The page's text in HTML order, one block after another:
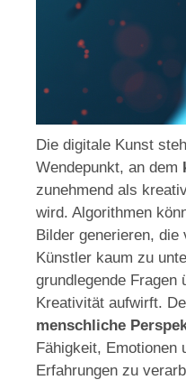
Die digitale Kunst
Wendepunkt, an dem
zunehmend als
wird. Algorithmen
Bilder generieren,
Künstler kaum zu
grundlegende Fragen
Kreativität aufwirft.
menschliche
Fähigkeit, Emotionen
Erfahrungen zu